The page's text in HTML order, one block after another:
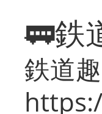
🚃鉄
鉄道